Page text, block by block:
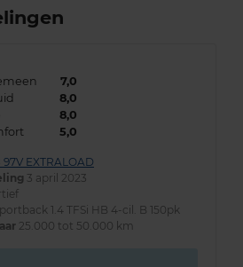
7,0
8,0
8,0
5,0
EXTRALOAD
3 april 2023
1.4 TFSi HB 4-cil. B 150pk
25.000 tot 50.000 km